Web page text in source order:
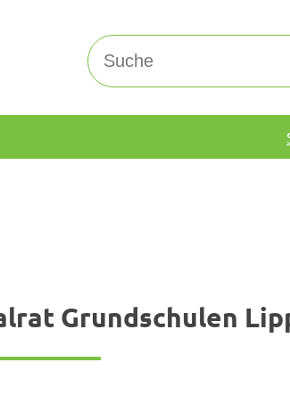
Suchen
Grundschulen